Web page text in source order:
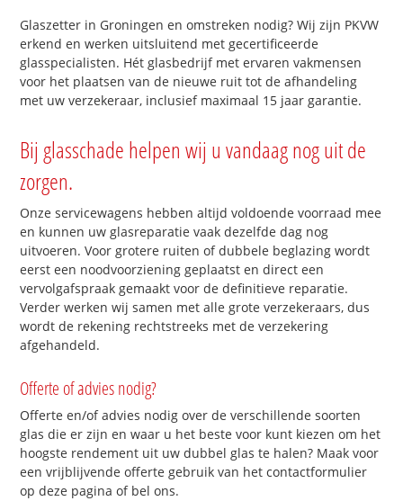
Glaszetter in Groningen en omstreken nodig? Wij zijn PKVW
erkend en werken uitsluitend met gecertificeerde
glasspecialisten. Hét glasbedrijf met ervaren vakmensen
voor het plaatsen van de nieuwe ruit tot de afhandeling
met uw verzekeraar, inclusief maximaal 15 jaar garantie.
Bij glasschade helpen wij u vandaag nog uit de
zorgen.
Onze servicewagens hebben altijd voldoende voorraad mee
en kunnen uw glasreparatie vaak dezelfde dag nog
uitvoeren. Voor grotere ruiten of dubbele beglazing wordt
eerst een noodvoorziening geplaatst en direct een
vervolgafspraak gemaakt voor de definitieve reparatie.
Verder werken wij samen met alle grote verzekeraars, dus
wordt de rekening rechtstreeks met de verzekering
afgehandeld.
Offerte of advies nodig?
Offerte en/of advies nodig over de verschillende soorten
glas die er zijn en waar u het beste voor kunt kiezen om het
hoogste rendement uit uw dubbel glas te halen? Maak voor
een vrijblijvende offerte gebruik van het contactformulier
op deze pagina of bel ons.